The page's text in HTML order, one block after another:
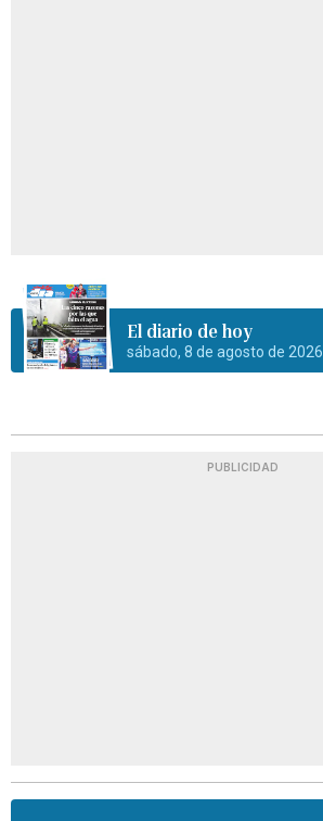
El diario de hoy
sábado, 8 de agosto de 2026
PUBLICIDAD